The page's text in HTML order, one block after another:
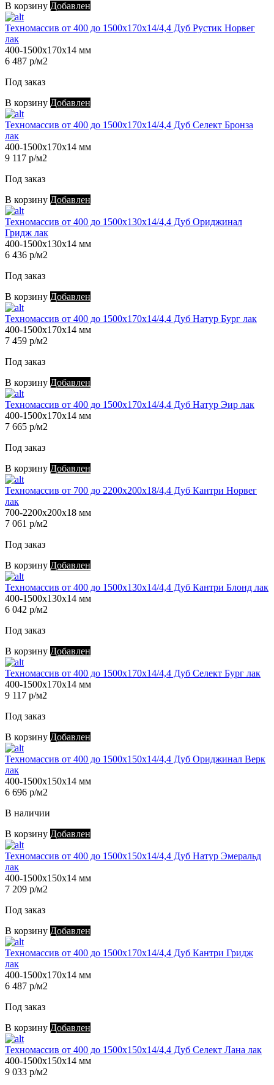
В корзину Добавлен
Техномассив от 400 до 1500х170х14/4,4 Дуб Рустик Норвег
лак
400-1500х170х14 мм
6 487 р/м2
Под заказ
В корзину Добавлен
Техномассив от 400 до 1500х170х14/4,4 Дуб Селект Бронза
лак
400-1500х170х14 мм
9 117 р/м2
Под заказ
В корзину Добавлен
Техномассив от 400 до 1500х130х14/4,4 Дуб Ориджинал
Гридж лак
400-1500х130х14 мм
6 436 р/м2
Под заказ
В корзину Добавлен
Техномассив от 400 до 1500х170х14/4,4 Дуб Натур Бург лак
400-1500х170х14 мм
7 459 р/м2
Под заказ
В корзину Добавлен
Техномассив от 400 до 1500х170х14/4,4 Дуб Натур Эир лак
400-1500х170х14 мм
7 665 р/м2
Под заказ
В корзину Добавлен
Техномассив от 700 до 2200х200х18/4,4 Дуб Кантри Норвег
лак
700-2200х200х18 мм
7 061 р/м2
Под заказ
В корзину Добавлен
Техномассив от 400 до 1500х130х14/4,4 Дуб Кантри Блонд лак
400-1500х130х14 мм
6 042 р/м2
Под заказ
В корзину Добавлен
Техномассив от 400 до 1500х170х14/4,4 Дуб Селект Бург лак
400-1500х170х14 мм
9 117 р/м2
Под заказ
В корзину Добавлен
Техномассив от 400 до 1500х150х14/4,4 Дуб Ориджинал Верк
лак
400-1500х150х14 мм
6 696 р/м2
В наличии
В корзину Добавлен
Техномассив от 400 до 1500х150х14/4,4 Дуб Натур Эмеральд
лак
400-1500х150х14 мм
7 209 р/м2
Под заказ
В корзину Добавлен
Техномассив от 400 до 1500х170х14/4,4 Дуб Кантри Гридж
лак
400-1500х170х14 мм
6 487 р/м2
Под заказ
В корзину Добавлен
Техномассив от 400 до 1500х150х14/4,4 Дуб Селект Лана лак
400-1500х150х14 мм
9 033 р/м2